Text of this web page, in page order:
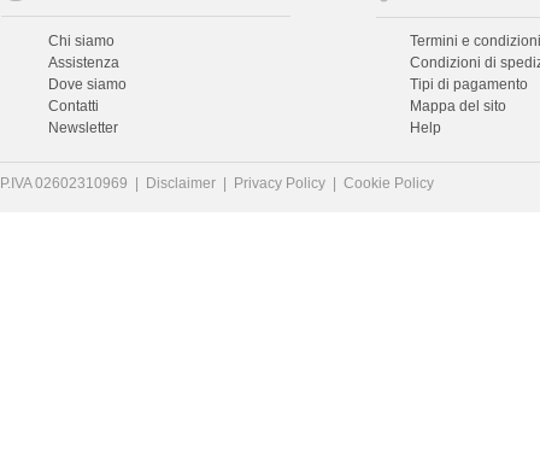
Chi siamo
Assistenza
Dove siamo
Contatti
Newsletter
Termini e
Condizioni di
Tipi di pagamento
Mappa del sito
Help
P.IVA 02602310969 | Disclaimer Privacy Policy Cookie Policy